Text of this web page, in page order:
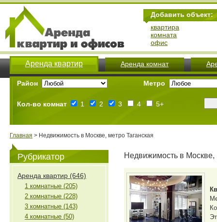
Добавить объект:
квартира
комната
офис
Аренда квартир Аренда комнат
Район Метро
Кол-во комнат 1 2 3 4 5+
Главная > Недвижимость в Москве, метро Таганская
Рубрикатор
Аренда квартир (646)
1 комнатные (205)
2 комнатные (228)
3 комнатные (143)
4 комнатные (50)
Недвижимость в Москве,